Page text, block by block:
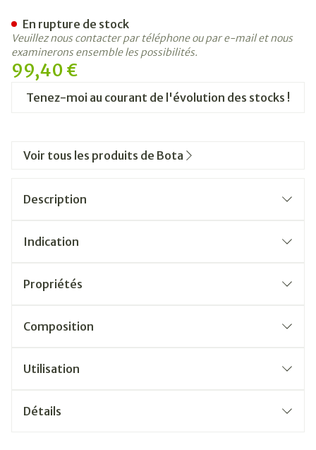
99,40 €
Tenez-moi au courant de l'évolution des stocks !
En rupture de stock
Veuillez nous contacter par téléphone ou par e-mail et nous
examinerons ensemble les possibilités.
Voir tous les produits de Bota
Description
Indication
Propriétés
Composition
Utilisation
Détails